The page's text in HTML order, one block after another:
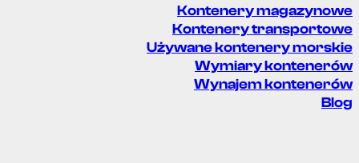
Kontenery magazynowe
Kontenery transportowe
Używane kontenery morskie
Wymiary kontenerów
Wynajem kontenerów
Blog